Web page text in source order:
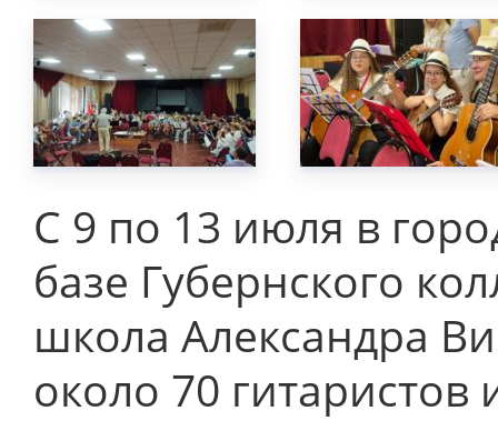
С 9 по 13 июля в
базе Губернского
школа Александра
около 70